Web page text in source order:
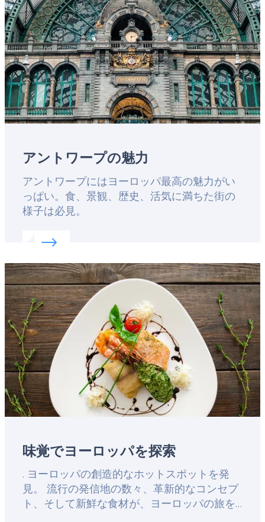
アントワープの魅力
Lead
アントワープにはヨーロッパ最高の魅力がい
っぱい。食、景観、歴史、活気に満ちた街の
様子は必見。
Read more about:
Featured
image
味覚でヨーロッパを探索
Lead
. ヨーロッパの創造的なホットスポットを発
見。 流行の発信地の数々、革新的なコンセプ
ト、そして新鮮な食材が、ヨーロッパの旅を